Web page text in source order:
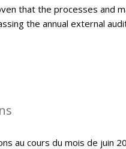
that the processes and
the annual external
au cours du mois de juin